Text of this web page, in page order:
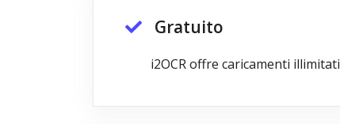
Gratuito
i2OCR offre caricamenti